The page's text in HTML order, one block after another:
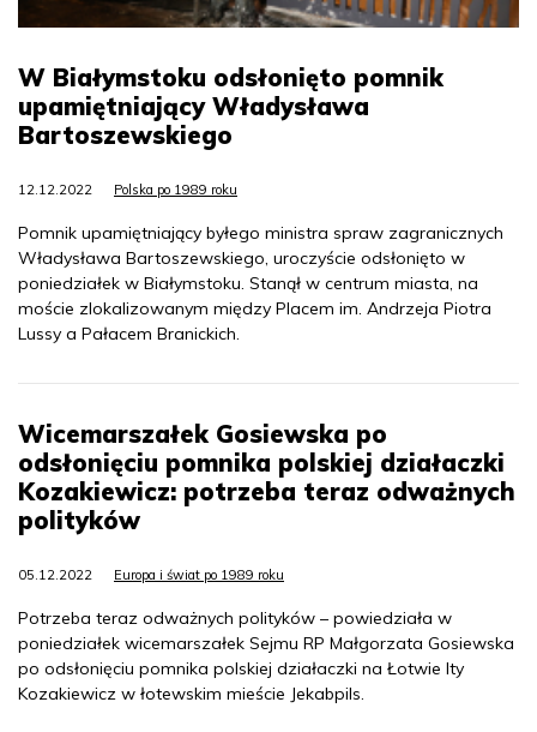
W Białymstoku odsłonięto pomnik
upamiętniający Władysława
Bartoszewskiego
12.12.2022 Polska po 1989 roku
Pomnik upamiętniający byłego ministra spraw zagranicznych
Władysława Bartoszewskiego, uroczyście odsłonięto w
poniedziałek w Białymstoku. Stanął w centrum miasta, na
moście zlokalizowanym między Placem im. Andrzeja Piotra
Lussy a Pałacem Branickich.
Wicemarszałek Gosiewska po
odsłonięciu pomnika polskiej działaczki
Kozakiewicz: potrzeba teraz odważnych
polityków
05.12.2022 Europa i świat po 1989 roku
Potrzeba teraz odważnych polityków – powiedziała w
poniedziałek wicemarszałek Sejmu RP Małgorzata Gosiewska
po odsłonięciu pomnika polskiej działaczki na Łotwie Ity
Kozakiewicz w łotewskim mieście Jekabpils.